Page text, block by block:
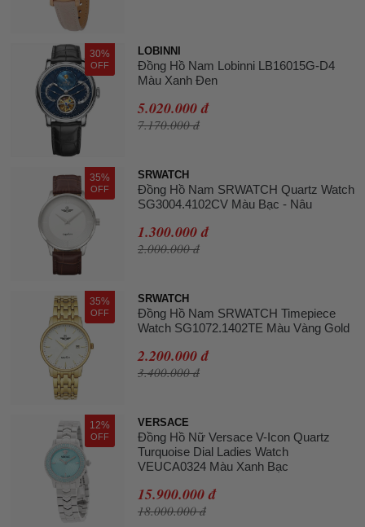
30%
OFF
LOBINNI
Đồng Hồ Nam Lobinni LB16015G-D4
Màu Xanh Đen
5.020.000 đ
7.170.000 đ
35%
OFF
SRWATCH
Đồng Hồ Nam SRWATCH Quartz Watch
SG3004.4102CV Màu Bạc - Nâu
1.300.000 đ
2.000.000 đ
35%
OFF
SRWATCH
Đồng Hồ Nam SRWATCH Timepiece
Watch SG1072.1402TE Màu Vàng Gold
2.200.000 đ
3.400.000 đ
12%
OFF
VERSACE
Đồng Hồ Nữ Versace V-Icon Quartz
Turquoise Dial Ladies Watch
VEUCA0324 Màu Xanh Bạc
15.900.000 đ
18.000.000 đ